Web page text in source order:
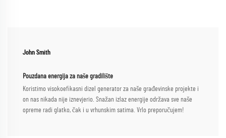
John Smith
Pouzdana energija za naše gradilište
Koristimo visokoefikasni dizel generator za naše građevinske projekte i
on nas nikada nije iznevjerio. Snažan izlaz energije održava sve naše
opreme radi glatko, čak i u vrhunskim satima. Vrlo preporučujem!